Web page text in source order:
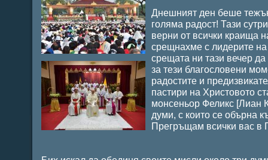
Днешният ден беше
голяма радост! Тази
верни от всички краища
срещнахме с лидерите
срещата ни тази вечер
за тези благословени
радостите и
пастири на Христовото
монсеньор Феликс [Лиан
думи, с които се обърна
Прегръщам всички вас в